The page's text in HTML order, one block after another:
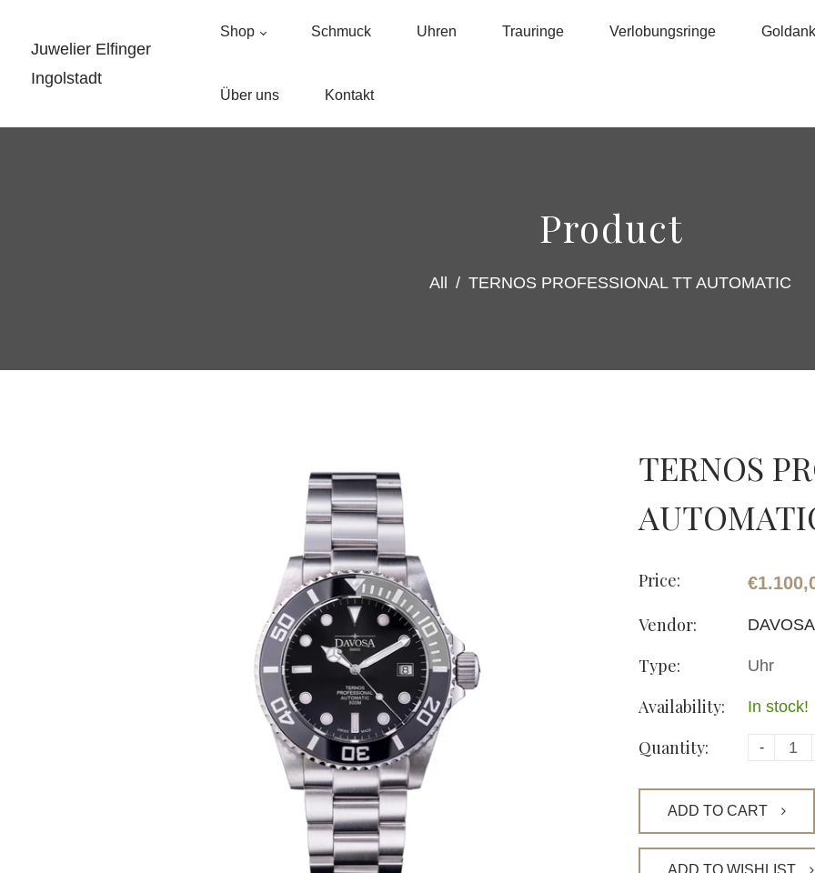
Juwelier Elfinger
Ingolstadt
Shop Schmuck Uhren Trauringe Verlobungsringe
Über uns Kontakt
Product
All / TERNOS PROFESSIONAL TT AUTOMATIC
TERNOS
Price:
Vendor: DAVOSA
Type: Uhr
Availability: In stock!
Quantity: -
ADD TO CART
ADD TO WISHLIST